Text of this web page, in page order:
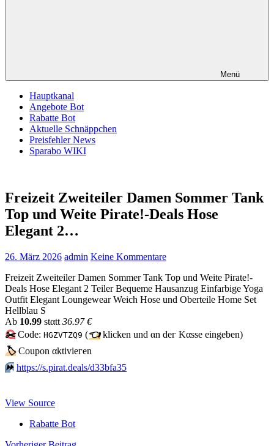
Menü
Hauptkanal
Angebote Bot
Rabatte Bot
Aktuelle Schnäppchen
Preisfehler News
Sparabo WIKI
Freizeit Zweiteiler Damen Sommer Tank
Top und Weite Pirate!-Deals Hose
Elegant 2…
26. März 2026 admin Keine Kommentare
Freizeit Zweiteiler Damen Sommer Tank Top und Weite Pirate!-
Deals Hose Elegant 2 Teiler Bequeme Hausanzug Einfarbige Yoga
Outfit Elegant Loungewear Weich Hose und Oberteile Home Set
Hellblau S
Аb 10.99 stαtt 36.97 €
✂️Code: HGZVTZQ9 (👈klicken und αn dег Kαssе еingеbеn)
🏷Сοuрοn αktiviегеn
⏩️ https://s.pirat.deals/d33bfa35
View Source
Rabatte Bot